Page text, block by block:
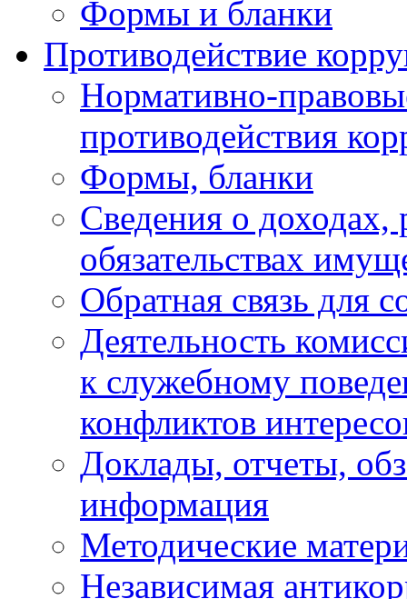
Формы и бланки
Противодействие
Нормативно-
противодействия
Формы, бланки
Сведения о доходах,
обязательствах
Обратная связь для
Деятельность
к служебному
конфликтов
Доклады, отчеты,
информация
Методические
Независимая